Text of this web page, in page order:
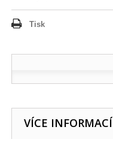
Tisk
VÍCE INFORMACÍ